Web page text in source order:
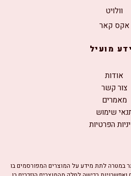
וולויט
אקס קאר
מועיל
אודות
צור קשר
מאמרים
שימוש
הפרטיות
במטרה לתת מידע על המוצרים המפורסמים בו